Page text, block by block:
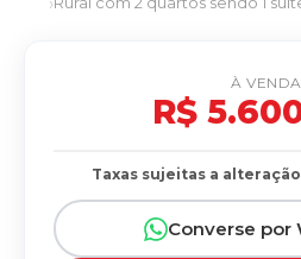
À VENDA
R$
Taxas sujeitas a
Converse por